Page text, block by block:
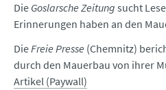
Die Goslarsche Zeitung sucht
Erinnerungen haben an den
DieFreie Presse (Chemnitz)
durch den Mauerbau von ihrer
Artikel (Paywall)